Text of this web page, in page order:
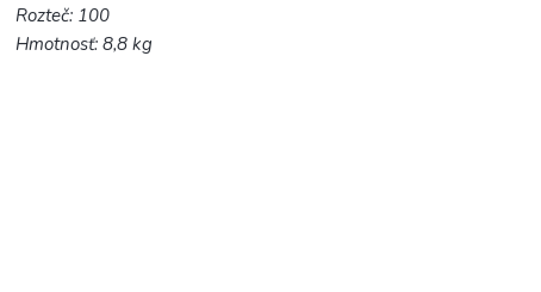
Rozteč: 100
Hmotnosť: 8,8 kg